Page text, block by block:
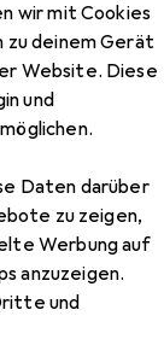
wir mit Cookies
zu deinem Gerät
Website. Diese
und
Daten darüber
zu zeigen,
Werbung auf
anzuzeigen.
und
DC WIG 200
ST